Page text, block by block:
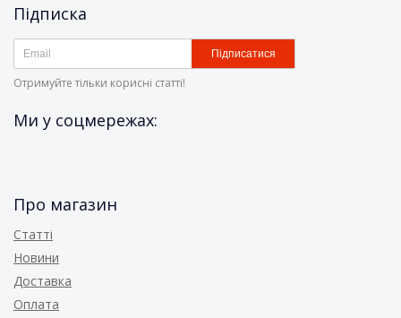
Підписка
Підписатися
Отримуйте тільки корисні статті!
Ми у соцмережах:
Про магазин
Статті
Новини
Доставка
Оплата